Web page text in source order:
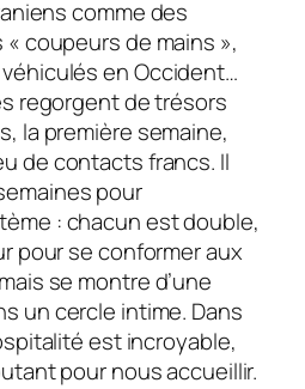
comme des
coupeurs de mains »,
en Occident…
regorgent de trésors
la première semaine,
de contacts francs. Il
pour
: chacun est double,
pour se conformer aux
se montre d’une
un cercle intime. Dans
est incroyable,
pour nous accueillir.